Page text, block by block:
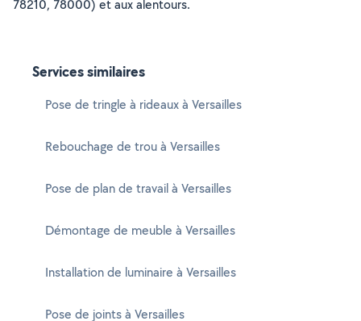
78210, 78000) et aux alentours.
Services similaires
Pose de tringle à rideaux à Versailles
Rebouchage de trou à Versailles
Pose de plan de travail à Versailles
Démontage de meuble à Versailles
Installation de luminaire à Versailles
Pose de joints à Versailles